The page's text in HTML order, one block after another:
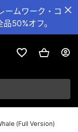
ームワーク・コ
50%オフ。
(Full Version)